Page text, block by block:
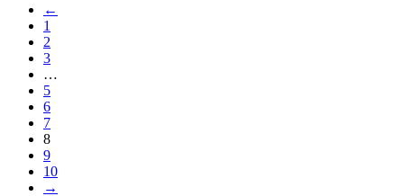
←
1
2
3
…
5
6
7
8
9
10
→